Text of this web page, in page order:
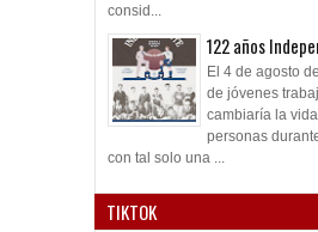
consid...
122 años
El 4 de agosto
de jóvenes
cambiaría la
personas
con tal solo una ...
TIKTOK